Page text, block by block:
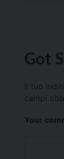
Got
Il tuo
campi
Your